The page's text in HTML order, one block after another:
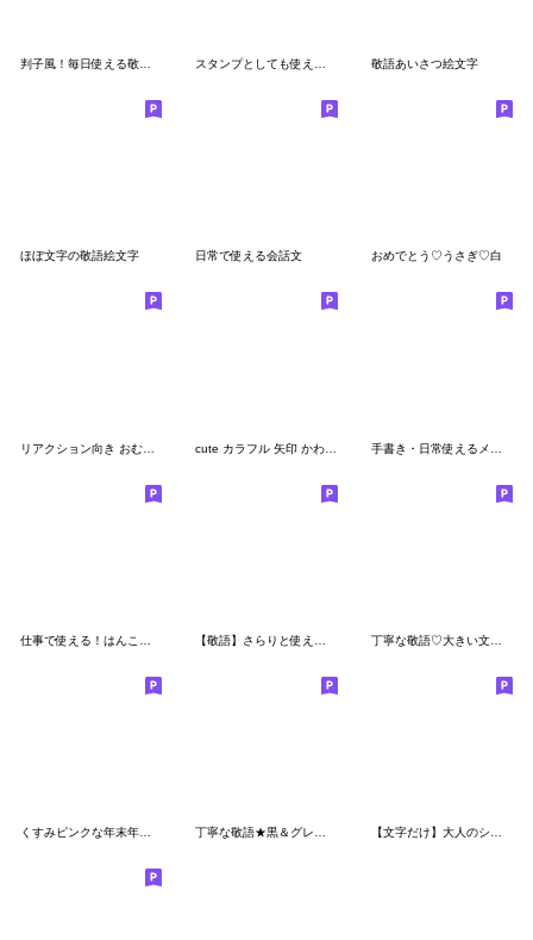
敬語あいさつ絵文字
ほぼ文字の敬語絵文字 日常で使える会話文 おめでとう♡うさぎ♡白
丁寧な敬語♡大きい文字◇あいさつ絵文字
くすみピンクな年末年始♥【再販】 丁寧な敬語★黒＆グレー☆あいさつ絵文字 【文字だけ】大人のシンプルお正月♡[再販]